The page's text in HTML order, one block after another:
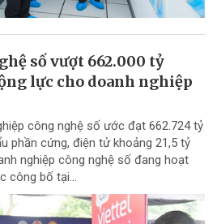
số vượt 662.000 tỷ
lực cho doanh nghiệp
công nghệ số ước đạt 662.724 tỷ
phần cứng, điện tử khoảng 21,5 tỷ
nghiệp công nghệ số đang hoạt
công bố tại...